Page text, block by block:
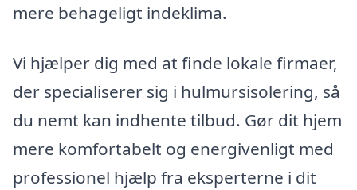
mere behageligt indeklima.
Vi hjælper dig med at finde lokale firmaer,
der specialiserer sig i hulmursisolering, så
du nemt kan indhente tilbud. Gør dit hjem
mere komfortabelt og energivenligt med
professionel hjælp fra eksperterne i dit